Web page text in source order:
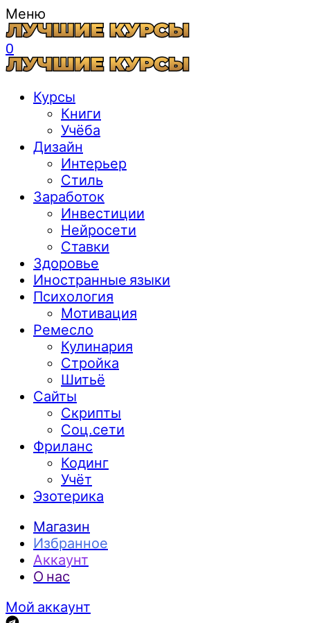
Меню
0
Курсы
Книги
Учёба
Дизайн
Интерьер
Стиль
Заработок
Инвестиции
Нейросети
Ставки
Здоровье
Иностранные языки
Психология
Мотивация
Ремесло
Кулинария
Стройка
Шитьё
Сайты
Скрипты
Соц.сети
Фриланс
Кодинг
Учёт
Эзотерика
Магазин
Избранное
Аккаунт
О нас
Мой аккаунт